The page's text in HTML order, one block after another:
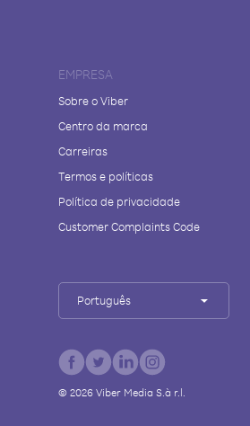
EMPRESA
Sobre o Viber
Centro da marca
Carreiras
Termos e políticas
Política de privacidade
Customer Complaints Code
Português
© 2026Viber Media S.à r.l.